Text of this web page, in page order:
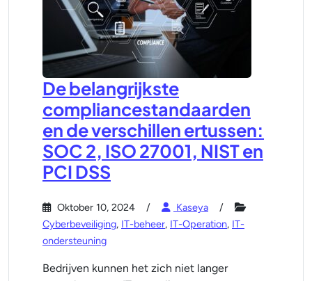
De belangrijkste
compliancestandaarden
en de verschillen ertussen:
SOC 2, ISO 27001, NIST en
PCI DSS
Oktober 10, 2024
Kaseya
Cyberbeveiliging, IT-beheer, IT-Operation, IT-
ondersteuning
Bedrijven kunnen het zich niet langer